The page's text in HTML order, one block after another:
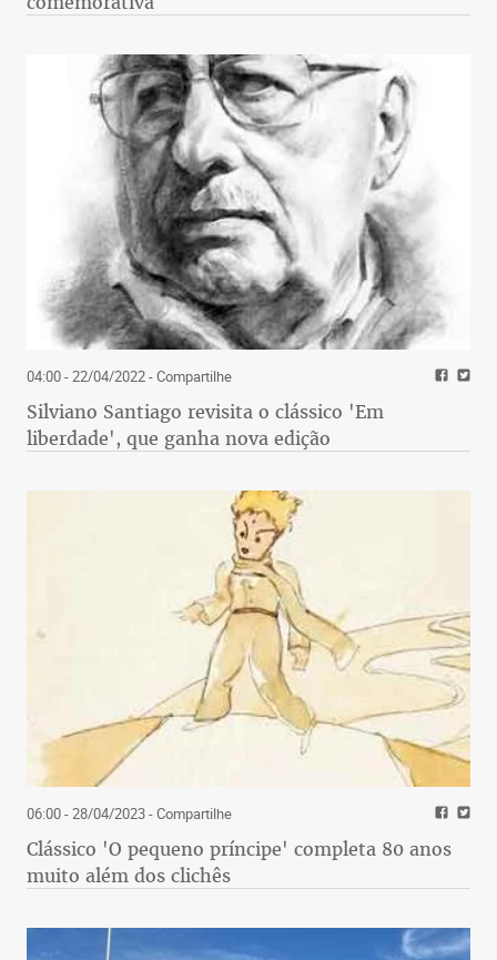
04:00 - 22/04/2022- Compartilhe
Silviano Santiago revisita o clássico 'Em
liberdade', que ganha nova edição
06:00 - 28/04/2023- Compartilhe
Clássico 'O pequeno príncipe' completa 80 anos
muito além dos clichês